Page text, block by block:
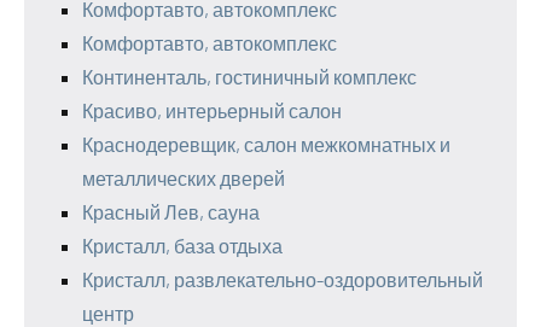
Комфортавто, автокомплекс
Комфортавто, автокомплекс
Континенталь, гостиничный комплекс
Красиво, интерьерный салон
Краснодеревщик, салон межкомнатных и
металлических дверей
Красный Лев, сауна
Кристалл, база отдыха
Кристалл, развлекательно-оздоровительный
центр